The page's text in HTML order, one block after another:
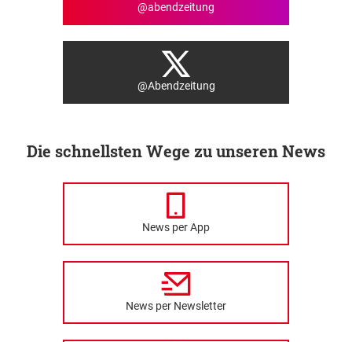
@abendzeitung
@Abendzeitung
Die schnellsten Wege zu unseren News
News per App
News per Newsletter